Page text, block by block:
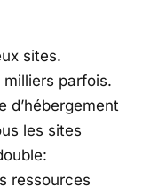
sites.
parfois.
d’hébergement
les sites
ressources